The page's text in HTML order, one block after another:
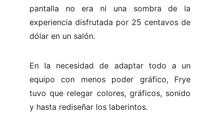
pantalla no era ni una sombra de la
experiencia disfrutada por 25 centavos de
dólar en un salón.
En la necesidad de adaptar todo a un
equipo con menos poder gráfico, Frye
tuvo que relegar colores, gráficos, sonido
y hasta rediseñar los laberintos.